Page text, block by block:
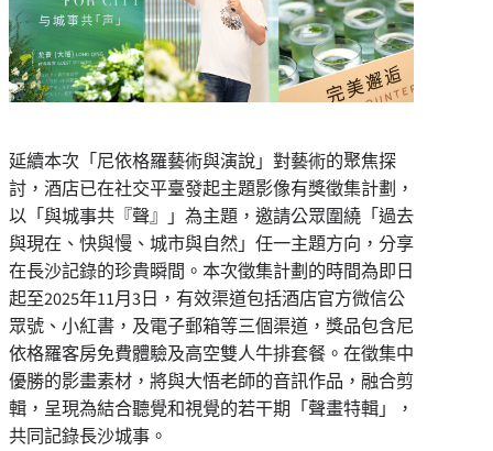
延續本次「尼依格羅藝術與演說」對藝術的聚焦探
討，酒店已在社交平臺發起主題影像有獎徵集計劃，
以「與城事共『聲』」為主題，邀請公眾圍繞「過去
與現在、快與慢、城市與自然」任一主題方向，分享
在長沙記錄的珍貴瞬間。本次徵集計劃的時間為即日
起至2025年11月3日，有效渠道包括酒店官方微信公
眾號、小紅書，及電子郵箱等三個渠道，獎品包含尼
依格羅客房免費體驗及高空雙人牛排套餐。在徵集中
優勝的影畫素材，將與大悟老師的音訊作品，融合剪
輯，呈現為結合聽覺和視覺的若干期「聲畫特輯」，
共同記錄長沙城事。